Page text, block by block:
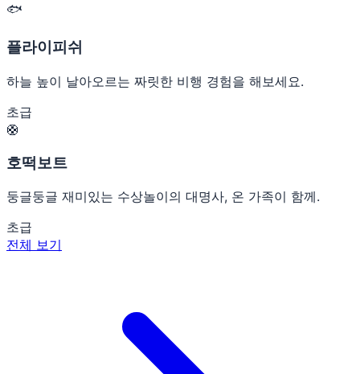
🐟
플라이피쉬
하늘 높이 날아오르는 짜릿한 비행 경험을 해보세요.
초급
🛟
호떡보트
둥글둥글 재미있는 수상놀이의 대명사, 온 가족이 함께.
초급
전체 보기